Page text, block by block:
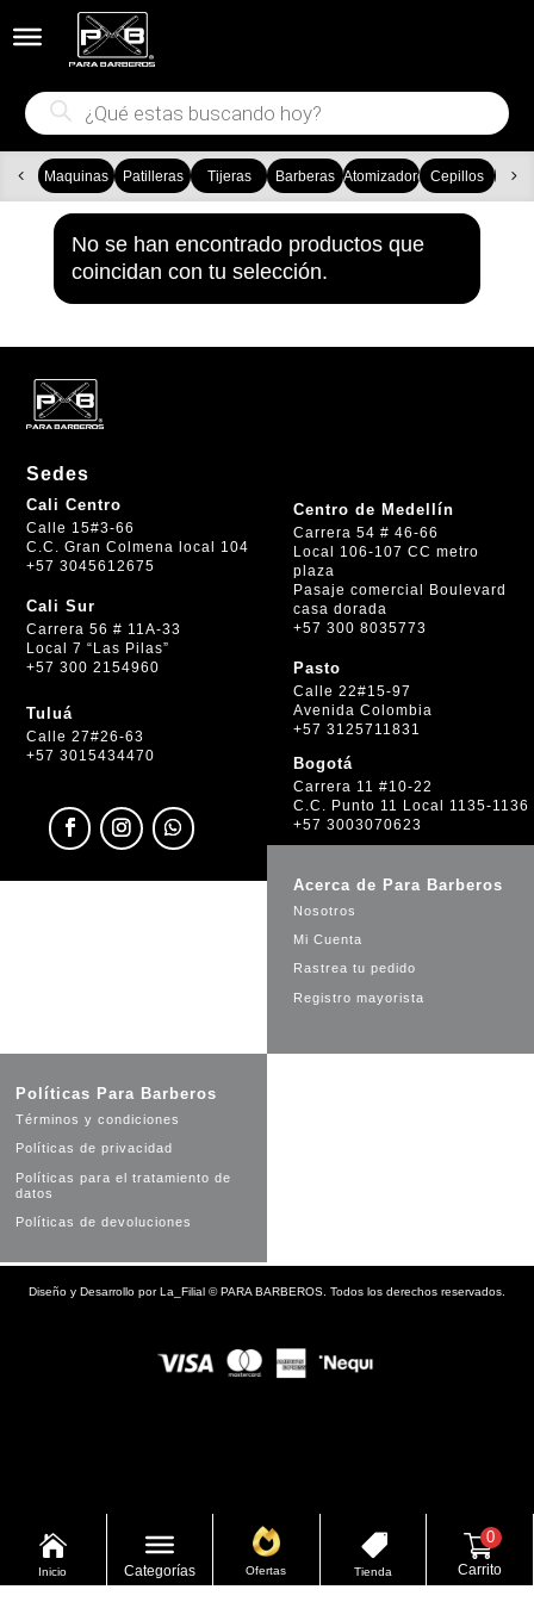
Búsqueda
de
productos
Maquinas Patilleras Tijeras Barberas AtomizadoresCepillos
No se han encontrado productos que
coincidan con tu selección.
Sedes
Cali Centro
Calle 15#3-66
C.C. Gran Colmena local 104
+57 3045612675
Cali Sur
Carrera 56 # 11A-33
Local 7 “Las Pilas”
+57 300 2154960
Tuluá
Calle 27#26-63
+57 3015434470
Centro de Medellín
Carrera 54 # 46-66
Local 106-107 CC metro
plaza
Pasaje comercial Boulevard
casa dorada
+57 300 8035773
Pasto
Calle 22#15-97
Avenida Colombia
+57 3125711831
Bogotá
Carrera 11 #10-22
C.C. Punto 11 Local 1135-1136
+57 3003070623
Acerca de Para Barberos
Nosotros
Mi Cuenta
Rastrea tu pedido
Registro mayorista
Políticas Para Barberos
Términos y condiciones
Políticas de privacidad
Políticas para el tratamiento de
datos
Políticas de devoluciones
Diseño y Desarrollo porLa_Filial ©PARA BARBEROS. Todos los derechos reservados.

Inicio Categorías Ofertas

Tienda
0
Carrito